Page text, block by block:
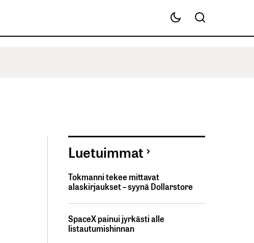
Luetuimmat
Tokmanni tekee mittavat
alaskirjaukset – syynä Dollarstore
SpaceX painui jyrkästi alle
listautumishinnan